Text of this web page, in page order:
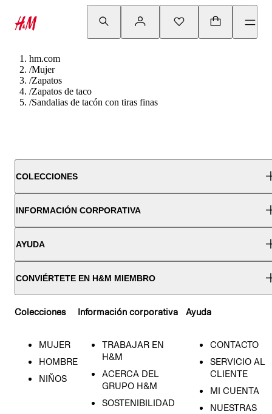
hm.com
/Mujer
/Zapatos
/Zapatos de taco
/Sandalias de tacón con tiras finas
COLECCIONES
INFORMACIÓN CORPORATIVA
AYUDA
CONVIÉRTETE EN H&M MIEMBRO
Colecciones
MUJER
HOMBRE
NIÑOS
Información corporativa
TRABAJAR EN
H&M
ACERCA DEL
GRUPO H&M
SOSTENIBILIDAD
Ayuda
CONTACTO
SERVICIO AL
CLIENTE
MI CUENTA
NUESTRAS